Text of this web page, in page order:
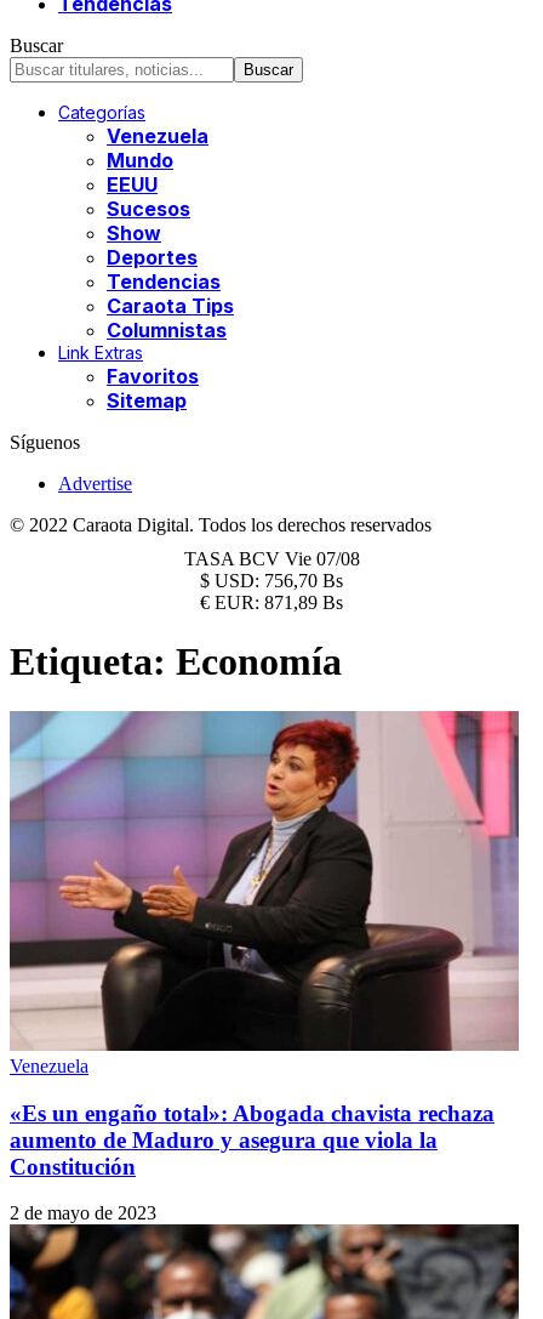
Buscar
Categorías
Venezuela
Mundo
EEUU
Sucesos
Show
Deportes
Tendencias
Caraota Tips
Columnistas
Link Extras
Favoritos
Sitemap
Síguenos
Advertise
© 2022 Caraota Digital. Todos los derechos reservados
TASA BCV Vie 07/08
$ USD: 756,70 Bs
€ EUR: 871,89 Bs
Etiqueta: Economía
Venezuela
«Es un engaño total»: Abogada chavista rechaza
aumento de Maduro y asegura que viola la
Constitución
2 de mayo de 2023